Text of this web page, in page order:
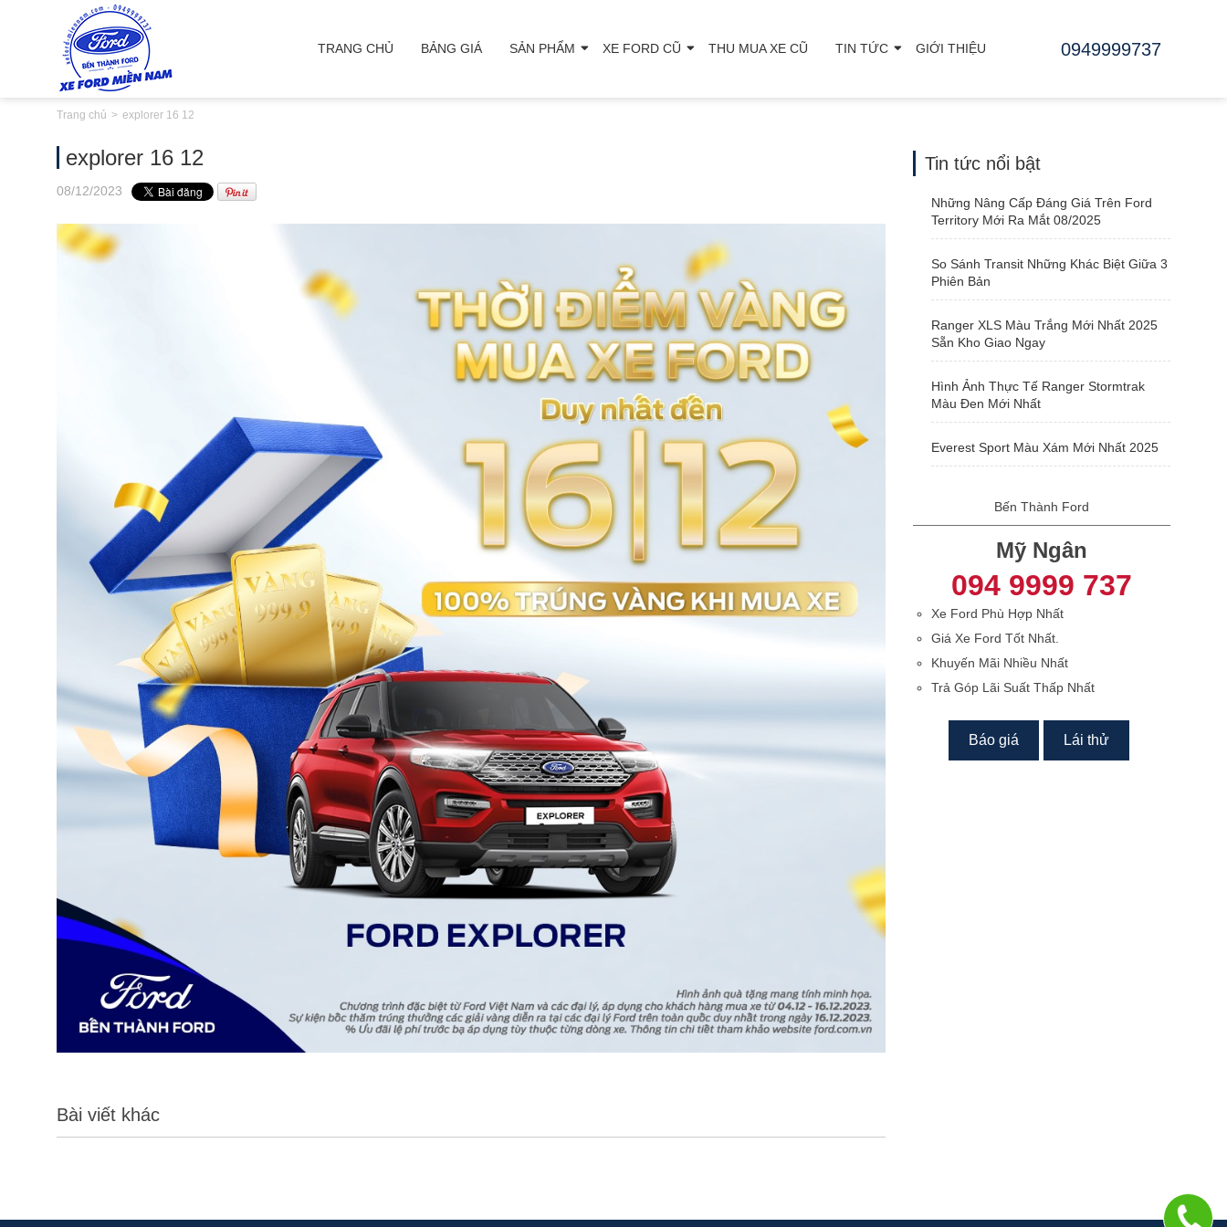
TRANG CHỦ BẢNG GIÁ SẢN PHẨM XE FORD CŨ THU MUA XE CŨ TIN TỨC GIỚI THIỆU 0949999737
Trang chủ explorer 16 12
explorer 16 12
08/12/2023
Bài viết khác
Tin tức nổi bật
Những Nâng Cấp Đáng Giá Trên Ford
Territory Mới Ra Mắt 08/2025
So Sánh Transit Những Khác Biệt Giữa 3
Phiên Bản
Ranger XLS Màu Trắng Mới Nhất 2025
Sẵn Kho Giao Ngay
Hình Ảnh Thực Tế Ranger Stormtrak
Màu Đen Mới Nhất
Everest Sport Màu Xám Mới Nhất 2025
Bến Thành Ford
Mỹ Ngân
094 9999 737
Xe Ford Phù Hợp Nhất
Giá Xe Ford Tốt Nhất.
Khuyến Mãi Nhiều Nhất
Trả Góp Lãi Suất Thấp Nhất
Báo giá Lái thử